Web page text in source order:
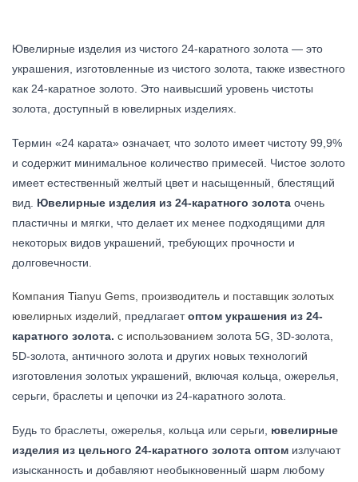
Ювелирные изделия из чистого 24-каратного золота — это
украшения, изготовленные из чистого золота, также известного
как 24-каратное золото. Это наивысший уровень чистоты
золота, доступный в ювелирных изделиях.
Термин «24 карата» означает, что золото имеет чистоту 99,9%
и содержит минимальное количество примесей. Чистое золото
имеет естественный желтый цвет и насыщенный, блестящий
вид. Ювелирные изделия из 24-каратного золота очень
пластичны и мягки, что делает их менее подходящими для
некоторых видов украшений, требующих прочности и
долговечности.
Компания Tianyu Gems, производитель и поставщик золотых
ювелирных изделий, предлагает оптом украшения из 24-
каратного золота. с использованием золота 5G, 3D-золота,
5D-золота, античного золота и других новых технологий
изготовления золотых украшений, включая кольца, ожерелья,
серьги, браслеты и цепочки из 24-каратного золота.
Будь то браслеты, ожерелья, кольца или серьги, ювелирные
изделия из цельного 24-каратного золота оптом излучают
изысканность и добавляют необыкновенный шарм любому